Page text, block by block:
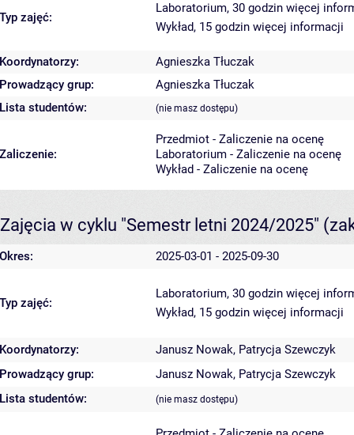
Typ zajęć:
Laboratorium, 30 godzin więcej
Wykład, 15 godzin więcej informacji
Koordynatorzy:
Agnieszka Tłuczak
Prowadzący grup:
Agnieszka Tłuczak
Lista studentów:
(nie masz dostępu)
Zaliczenie:
Przedmiot - Zaliczenie na ocenę
Laboratorium - Zaliczenie na ocenę
Wykład - Zaliczenie na ocenę
Zajęcia w cyklu "Semestr letni 2024/2025"
Okres: 2025-03-01 - 2025-09-30
Typ zajęć:
Laboratorium, 30 godzin więcej
Wykład, 15 godzin więcej informacji
Koordynatorzy: Janusz Nowak, Patrycja Szewczyk
Prowadzący grup:
Janusz Nowak, Patrycja Szewczyk
Lista studentów:
(nie masz dostępu)